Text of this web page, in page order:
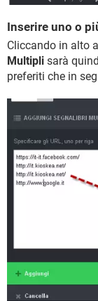
Inserire uno o
Cliccando in alto
Multipli sarà
preferiti che in